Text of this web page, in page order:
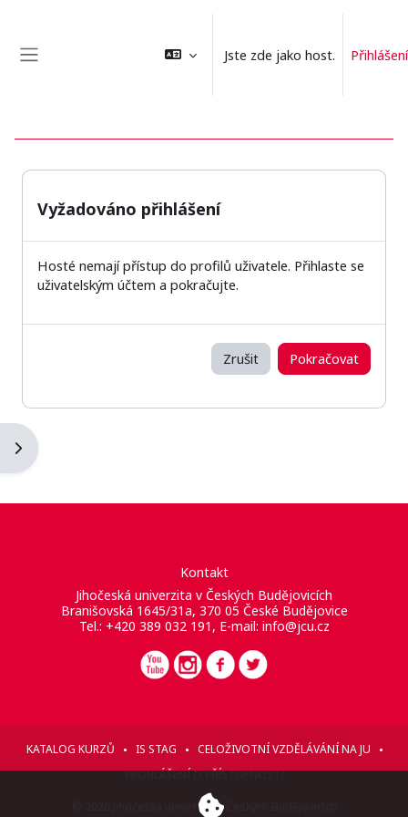
Jste zde jako host. Přihlášení
Otevřít panel bloku
Vyžadováno přihlášení
Hosté nemají přístup do profilů uživatele. Přihlaste se
uživatelským účtem a pokračujte.
Zrušit Pokračovat
Kontakt
Jihočeská univerzita v Českých Budějovicích
Branišovská 1645/31a, 370 05 České Budějovice
Tel.: +420 389 032 191, E-mail: info@jcu.cz
KATALOG KURZŮ IS STAG
CELOŽIVOTNÍ VZDĚLÁVÁNÍ NA JU
PROHLÁŠENÍ O PŘÍSTUPNOSTI
© 2026 Jihočeská univerzita v Českých Budějovicích